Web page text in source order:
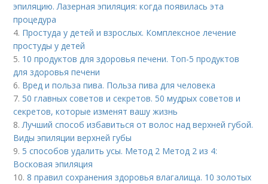
эпиляцию. Лазерная эпиляция: когда появилась эта
процедура
4. Простуда у детей и взрослых. Комплексное лечение
простуды у детей
5. 10 продуктов для здоровья печени. Топ-5 продуктов
для здоровья печени
6. Вред и польза пива. Польза пива для человека
7. 50 главных советов и секретов. 50 мудрых советов и
секретов, которые изменят вашу жизнь
8.Лучший способ избавиться от волос над верхней губой.
Виды эпиляции верхней губы
9. 5 способов удалить усы. Метод 2 Метод 2 из 4:
Восковая эпиляция
10.8 правил сохранения здоровья влагалища. 10 золотых